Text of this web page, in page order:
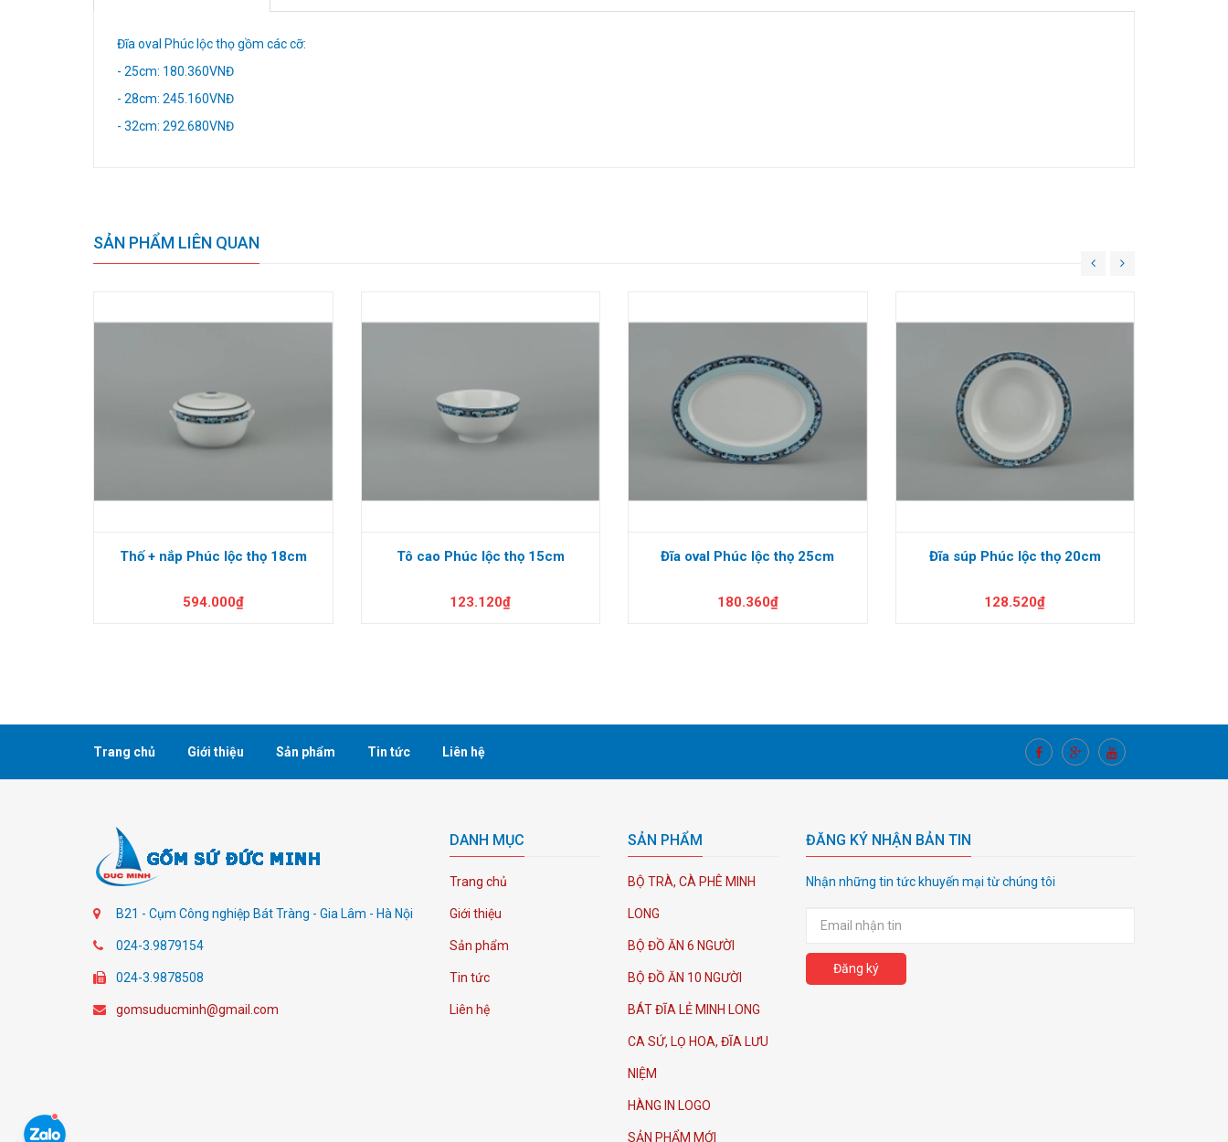
Đĩa oval Phúc lộc thọ gồm các cỡ:
- 25cm: 180.360VNĐ
- 28cm: 245.160VNĐ
- 32cm: 292.680VNĐ
SẢN PHẨM LIÊN QUAN
Thố + nắp Phúc lộc thọ 18cm
594.000₫
Tô cao Phúc lộc thọ 15cm
123.120₫
Đĩa oval Phúc lộc thọ 25cm
180.360₫
Đĩa súp Phúc lộc thọ 20cm
128.520₫
Trang chủ Giới thiệu Sản phẩm Tin tức Liên hệ
B21 - Cụm Công nghiệp Bát Tràng - Gia Lâm - Hà Nội
024-3.9879154
024-3.9878508
gomsuducminh@gmail.com
DANH MỤC
Trang chủ
Giới thiệu
Sản phẩm
Tin tức
Liên hệ
SẢN PHẨM
BỘ TRÀ, CÀ PHÊ MINH
LONG
BỘ ĐỒ ĂN 6 NGƯỜI
BỘ ĐỒ ĂN 10 NGƯỜI
BÁT ĐĨA LẺ MINH LONG
CA SỨ, LỌ HOA, ĐĨA LƯU
NIỆM
HÀNG IN LOGO
SẢN PHẨM MỚI
ĐĂNG KÝ NHẬN BẢN TIN
Nhận những tin tức khuyến mại từ chúng tôi
Đăng ký